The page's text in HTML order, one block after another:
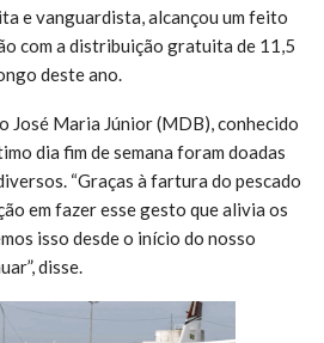
e vanguardista, alcançou um feito
com a distribuição gratuita de 11,5
deste ano.
José Maria Júnior (MDB), conhecido
dia fim de semana foram doadas
“Graças à fartura do pescado
em fazer esse gesto que alivia os
isso desde o início do nosso
disse.